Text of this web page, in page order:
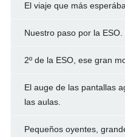
El viaje que más
Nuestro paso por la
2º de la ESO, ese gran
El auge de las pantallas
las aulas.
Pequeños oyentes,